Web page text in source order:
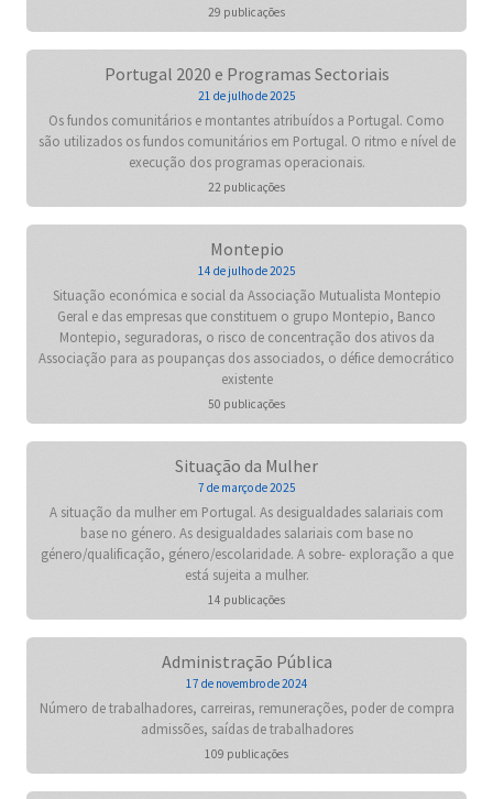
29 publicações
Portugal 2020 e Programas Sectoriais
21 de julho de 2025
Os fundos comunitários e montantes atribuídos a Portugal. Como
são utilizados os fundos comunitários em Portugal. O ritmo e nível de
execução dos programas operacionais.
22 publicações
Montepio
14 de julho de 2025
Situação económica e social da Associação Mutualista Montepio
Geral e das empresas que constituem o grupo Montepio, Banco
Montepio, seguradoras, o risco de concentração dos ativos da
Associação para as poupanças dos associados, o défice democrático
existente
50 publicações
Situação da Mulher
7 de março de 2025
A situação da mulher em Portugal. As desigualdades salariais com
base no género. As desigualdades salariais com base no
género/qualificação, género/escolaridade. A sobre- exploração a que
está sujeita a mulher.
14 publicações
Administração Pública
17 de novembro de 2024
Número de trabalhadores, carreiras, remunerações, poder de compra
admissões, saídas de trabalhadores
109 publicações